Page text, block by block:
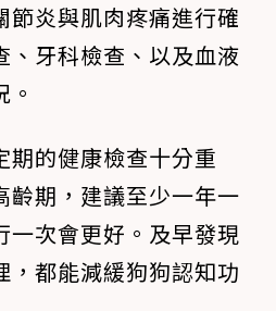
節炎與肌肉疼痛進行確
、牙科檢查、以及血液
期的健康檢查十分重
齡期，建議至少一年一
一次會更好。及早發現
，都能減緩狗狗認知功